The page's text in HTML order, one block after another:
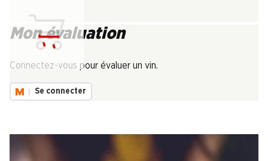
Mon évaluation
Connectez-vous pour évaluer un vin.
Se connecter